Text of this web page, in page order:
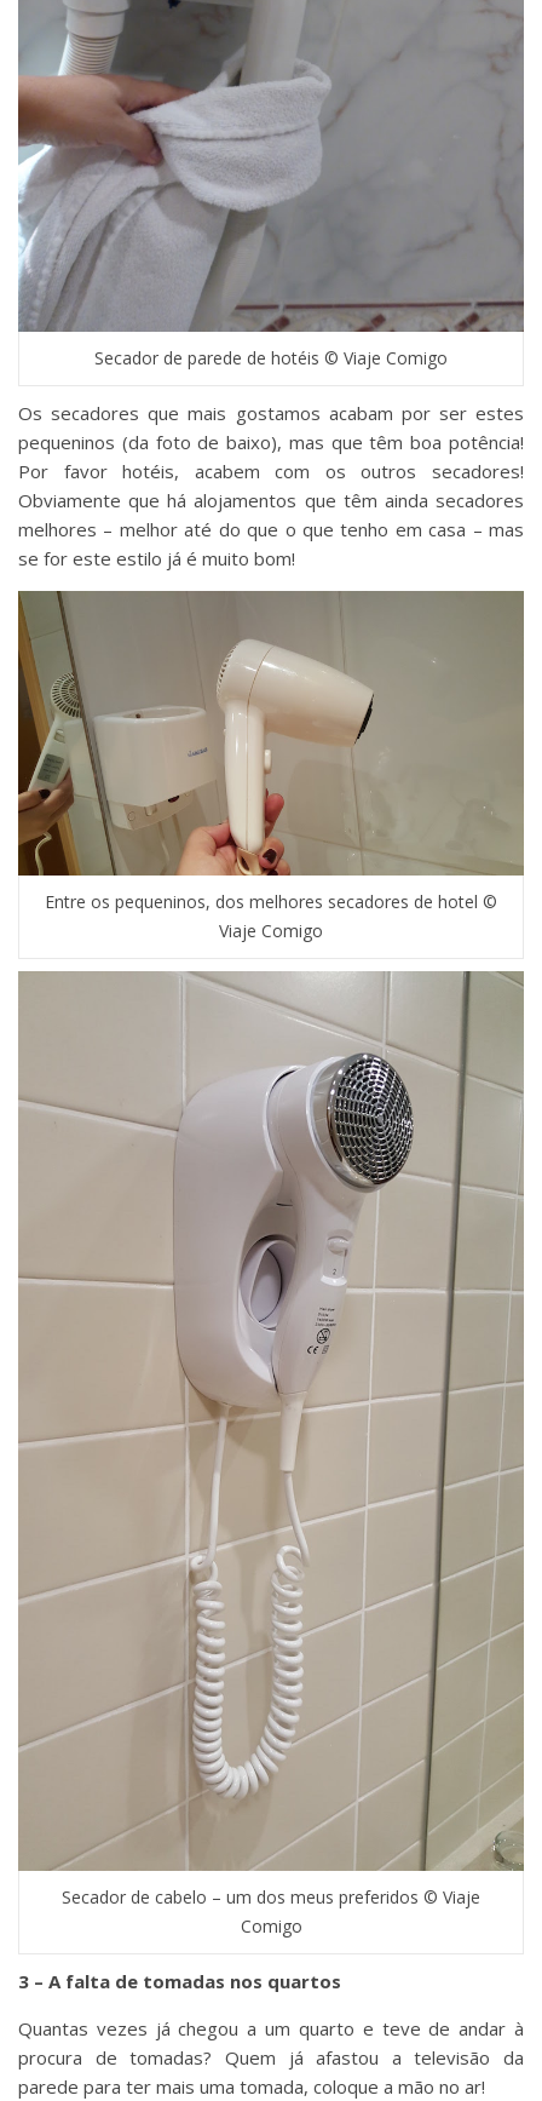
Secador de parede de hotéis © Viaje Comigo
Os secadores que mais gostamos acabam por ser estes
pequeninos (da foto de baixo), mas que têm boa potência!
Por favor hotéis, acabem com os outros secadores!
Obviamente que há alojamentos que têm ainda secadores
melhores – melhor até do que o que tenho em casa – mas
se for este estilo já é muito bom!
Entre os pequeninos, dos melhores secadores de hotel ©
Viaje Comigo
Secador de cabelo – um dos meus preferidos © Viaje
Comigo
3 – A falta de tomadas nos quartos
Quantas vezes já chegou a um quarto e teve de andar à
procura de tomadas? Quem já afastou a televisão da
parede para ter mais uma tomada, coloque a mão no ar!